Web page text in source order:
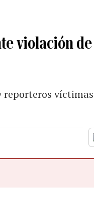
violación